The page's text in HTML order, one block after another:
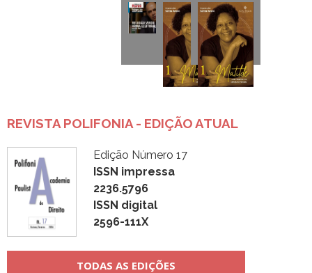
REVISTA POLIFONIA - EDIÇÃO ATUAL
Edição Número 17
ISSN impressa
2236.5796
ISSN digital
2596-111X
TODAS AS EDIÇÕES